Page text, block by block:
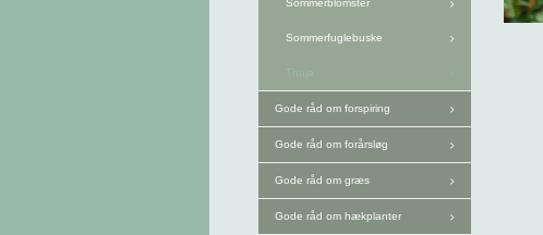
Sommerblomster
Sommerfuglebuske
Gode råd om forspiring
Gode råd om forårsløg
Gode råd om græs
Gode råd om hækplanter